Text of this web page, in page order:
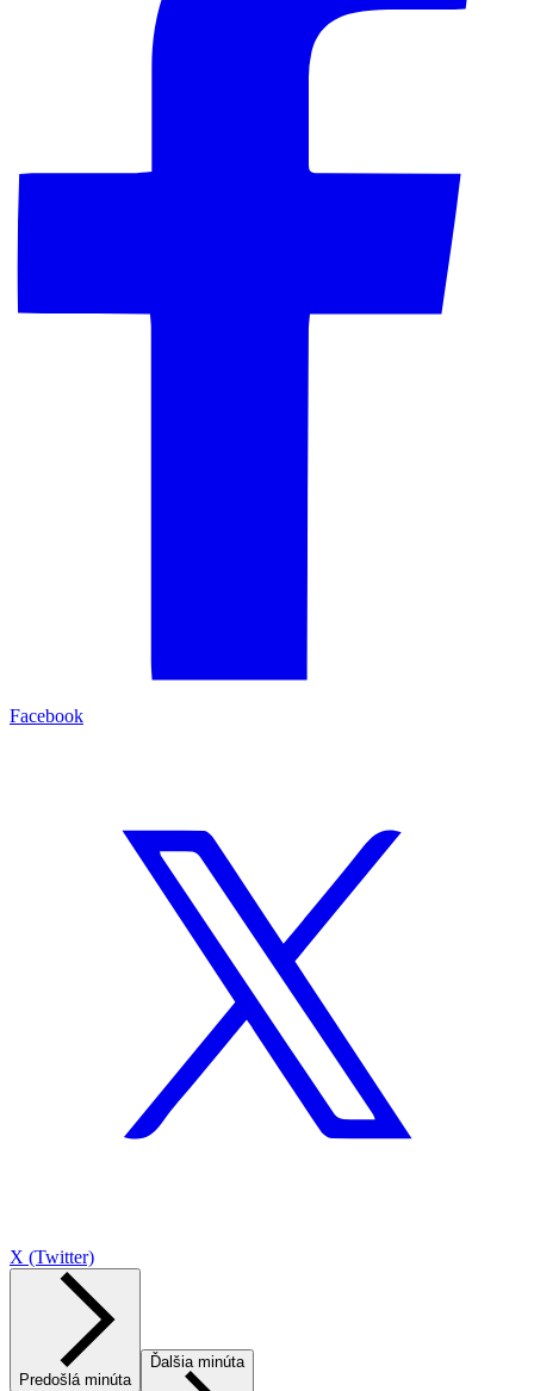
Facebook
X (Twitter)
Predošlá minúta
Ďalšia minúta